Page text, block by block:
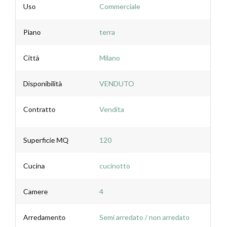
Uso Commerciale
Piano terra
Città Milano
Disponibilità VENDUTO
Contratto Vendita
Superficie MQ 120
Cucina cucinotto
Camere 4
Arredamento Semi arredato / non arredato